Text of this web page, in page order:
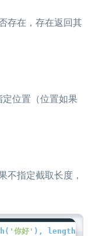
存在，存在返回其
定位置（位置如果
不指定截取长度，
( '你好' ), length